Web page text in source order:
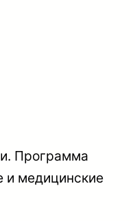
Программа
и медицинские